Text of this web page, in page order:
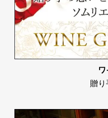
贈り